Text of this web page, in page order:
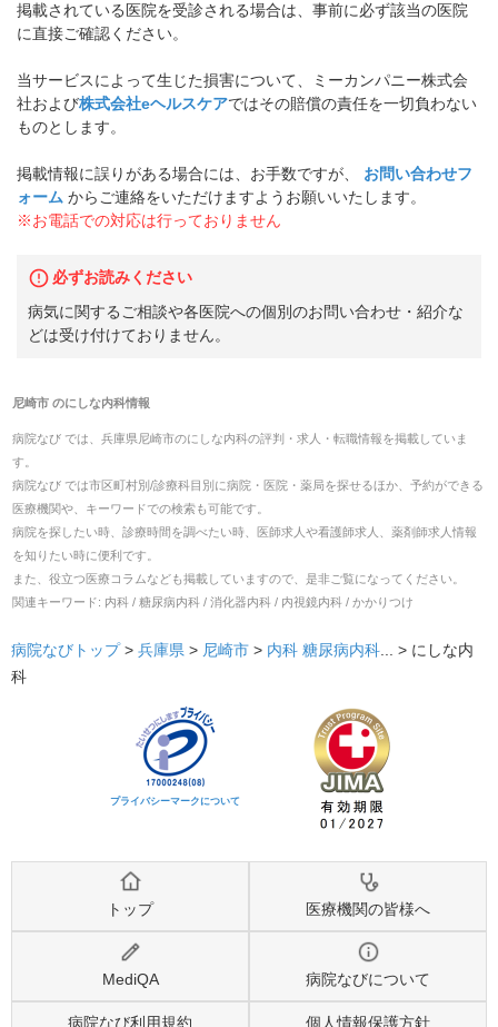
掲載されている医院を受診される場合は、事前に必ず該当の医院
に直接ご確認ください。
当サービスによって生じた損害について、ミーカンパニー株式会
社および株式会社eヘルスケアではその賠償の責任を一切負わない
ものとします。
掲載情報に誤りがある場合には、お手数ですが、
お問い合わせフ
ォーム からご連絡をいただけますようお願いいたします。
※お電話での対応は行っておりません
必ずお読みください
病気に関するご相談や各医院への個別のお問い合わせ・紹介な
どは受け付けておりません。
尼崎市のにしな内科情報
病院なび では、 兵庫県 尼崎市のにしな内科の評判・求人・転職情報を掲載していま
す。
病院なび では市区町村別/診療科目別に病院・医院・薬局を探せるほか、予約ができる
医療機関や、キーワードでの検索も可能です。
病院を探したい時、診療時間を調べたい時、医師求人や看護師求人、薬剤師求人情報
を知りたい時に便利です。
また、役立つ医療コラムなども掲載していますので、是非ご覧になってください。
関連キーワード: 内科 / 糖尿病内科 / 消化器内科 / 内視鏡内科 / かかりつけ
病院なびトップ> 兵庫県 > 尼崎市 > 内科 糖尿病内科 ... > にしな内
科
プライバシーマークについて
トップ 医療機関の皆様へ
MediQA 病院なびについて
病院なび利用規約 個人情報保護方針